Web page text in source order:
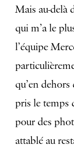
Mais au-delà
qui m’a le
l’équipe
qu’en
pris le temps
pour des
attablé au